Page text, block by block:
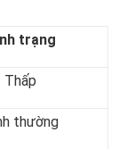
trạng
Thấp
thường